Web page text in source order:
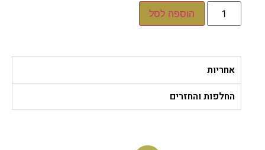
הוספה לסל
אחריות
החלפות והחזרים